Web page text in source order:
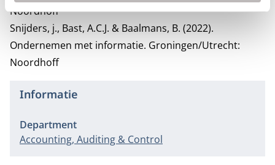
Noordhoff
Snijders, j., Bast, A.C.J. & Baalmans, B. (2022).
Ondernemen met informatie. Groningen/Utrecht:
Noordhoff
Informatie
Department
Accounting, Auditing & Control